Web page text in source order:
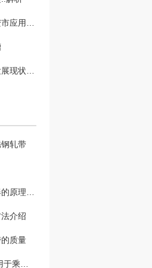
新型传感器在西安市应用探讨
西安传感器技术发展现状分析
轧带
你知道西安传感器的原理与应用吗？
介绍
质量
交通 产品广泛运用于乘用车、重型机械、轨道交通、新能源汽车等多个领域。